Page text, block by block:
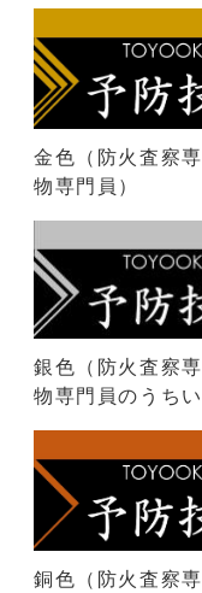
金色（防火査察
物専門員）
銀色（防火査察
物専門員のうち
銅色（防火査察